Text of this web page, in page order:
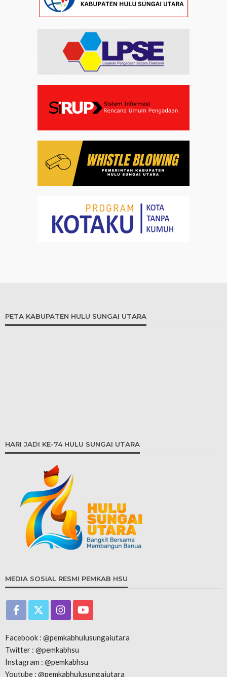
PETA KABUPATEN HULU SUNGAI UTARA
HARI JADI KE-74 HULU SUNGAI UTARA
MEDIA SOSIAL RESMI PEMKAB HSU
Facebook : @pemkabhulusungaiutara
Twitter : @pemkabhsu
Instagram : @pemkabhsu
Youtube : @pemkabhulusungaiutara